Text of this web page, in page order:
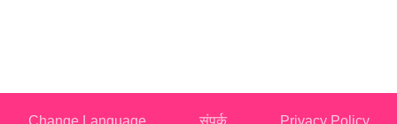
Change Language संपर्क Privacy Policy